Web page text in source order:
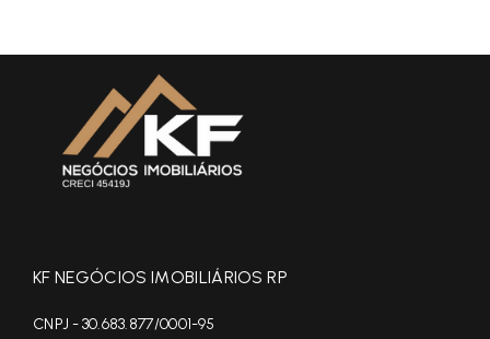
KF NEGÓCIOS IMOBILIÁRIOS RP
CNPJ - 30.683.877/0001-95